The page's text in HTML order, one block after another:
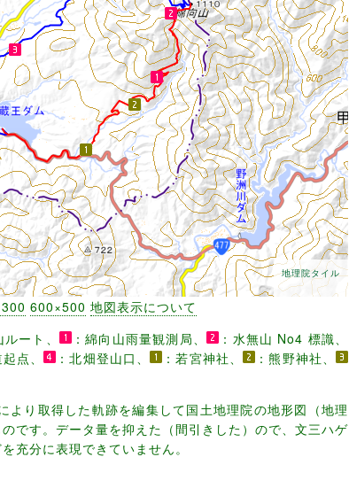
地理院タイル
600×500 地図表示について
ルート、 ：綿向山雨量観測局、
：水無山 No4 標識、
起点、
：北畑登山口、 ：若宮神社、
：熊野神社、
り取得した軌跡を編集して国土地理院の地形図（地理
です。データ量を抑えた（間引きした）ので、文三ハゲ
充分に表現できていません。